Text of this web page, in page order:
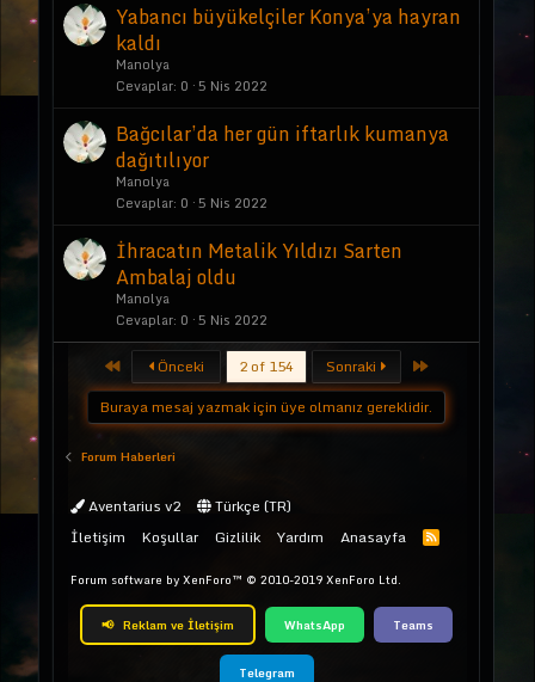
Yabancı büyükelçiler Konya’ya hayran
kaldı
Manolya
Cevaplar 0 5 Nis 2022
Bağcılar’da her gün iftarlık kumanya
dağıtılıyor
Manolya
Cevaplar 0 5 Nis 2022
İhracatın Metalik Yıldızı Sarten
Ambalaj oldu
Manolya
Cevaplar 0 5 Nis 2022
First Önceki 2 of 154 Sonraki
Last
Buraya mesaj yazmak için üye olmanız gereklidir.
Forum Haberleri
Aventarius v2
Türkçe (TR)
İletişim
Koşullar Gizlilik Yardım Anasayfa
Forum software by XenForo™ © 2010-2019 XenForo Ltd.
📢 Reklam ve İletişim WhatsApp Teams
Telegram